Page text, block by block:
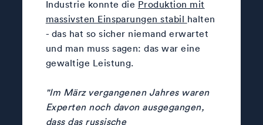
Industrie konnte die Produktion mit
massivsten Einsparungen stabil halten
- das hat so sicher niemand erwartet
und man muss sagen: das war eine
gewaltige Leistung.
"Im März vergangenen Jahres waren
Experten noch davon ausgegangen,
dass das russische